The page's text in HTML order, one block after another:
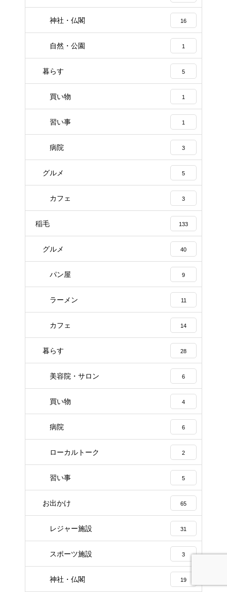
神社・仏閣 16
自然・公園 1
暮らす 5
買い物 1
習い事 1
病院 3
グルメ 5
カフェ 3
稲毛 133
グルメ 40
パン屋 9
ラーメン 11
カフェ 14
暮らす 28
美容院・サロン 6
買い物 4
病院 6
ローカルトーク 2
習い事 5
お出かけ 65
レジャー施設 31
スポーツ施設 3
神社・仏閣 19